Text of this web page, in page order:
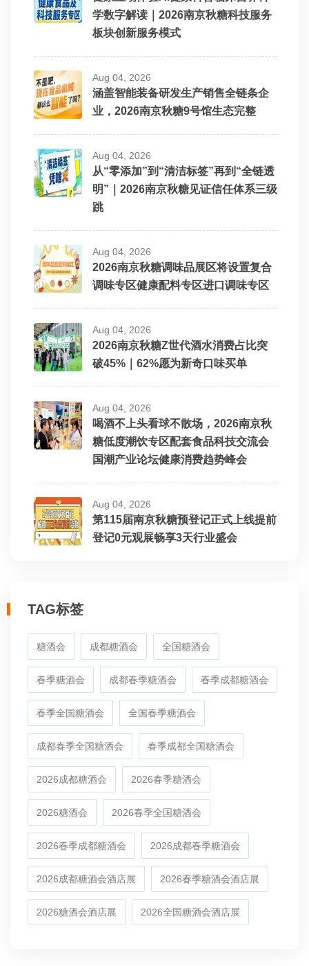
学数字解读｜2026南京秋糖科技服务
板块创新服务模式
Aug 04, 2026
涵盖智能装备研发生产销售全链条企
业，2026南京秋糖9号馆生态完整
Aug 04, 2026
从“零添加”到“清洁标签”再到“全链透
明”｜2026南京秋糖见证信任体系三级
跳
Aug 04, 2026
2026南京秋糖调味品展区将设置复合
调味专区健康配料专区进口调味专区
Aug 04, 2026
2026南京秋糖Z世代酒水消费占比突
破45%｜62%愿为新奇口味买单
Aug 04, 2026
喝酒不上头看球不散场，2026南京秋
糖低度潮饮专区配套食品科技交流会
国潮产业论坛健康消费趋势峰会
Aug 04, 2026
第115届南京秋糖预登记正式上线提前
登记0元观展畅享3天行业盛会
TAG标签
糖酒会 成都糖酒会 全国糖酒会
春季糖酒会 成都春季糖酒会 春季成都糖酒会
春季全国糖酒会 全国春季糖酒会
成都春季全国糖酒会 春季成都全国糖酒会
2026成都糖酒会 2026春季糖酒会
2026糖酒会 2026春季全国糖酒会
2026春季成都糖酒会 2026成都春季糖酒会
2026成都糖酒会酒店展 2026春季糖酒会酒店展
2026糖酒会酒店展 2026全国糖酒会酒店展